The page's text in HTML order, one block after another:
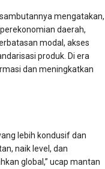
mengatakan,
daerah,
modal, akses
produk. Di era
dan meningkatkan
lebih kondusif dan
naik level, dan
global,” ucap mantan